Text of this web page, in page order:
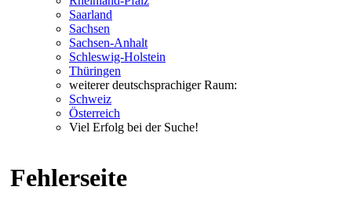
Saarland
Sachsen
Sachsen-Anhalt
Schleswig-Holstein
Thüringen
weiterer deutschsprachiger Raum:
Schweiz
Österreich
Viel Erfolg bei der Suche!
Fehlerseite